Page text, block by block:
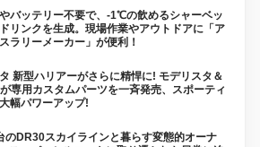
バッテリー不要で、-1℃の飲めるシャーベッ
ドリンクを生成。現場作業やアウトドアに「ア
ラリーメーカー」が便利！
タ 新型ハリアーがさらに精悍に! モデリスタ＆
専用カスタムパーツを一斉発売、スポーティ
幅パワーアップ!
のDR30スカイラインと暮らす変態的オーナ